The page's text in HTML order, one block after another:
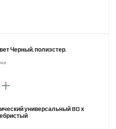
Черный, полиэстер.
₴
универсальный 80 х